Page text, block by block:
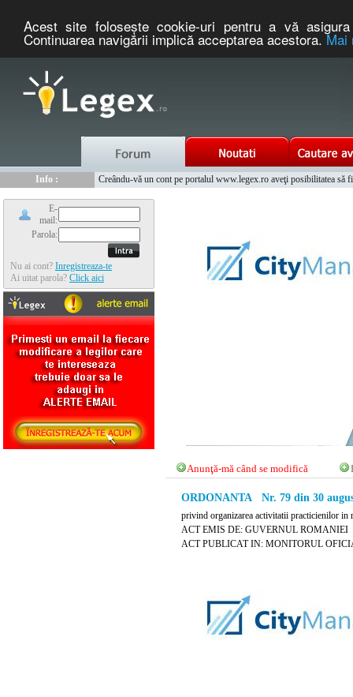
Acest site foloseşte cookie-uri pentru a vă
Continuarea navigării implică acceptarea acestora.Mai
Info :
www.tntauto.ro - Managementul Integrat al Parcului Auto
E-
mail:
Parola:
Nu ai cont? Inregistreaza-te
Ai uitat parola? Click aici
Anunţă-mă când se modifică
ORDONANTA Nr. 79 din 30
privind organizarea activitatii practicienilor in
ACT EMIS DE: GUVERNUL ROMANIEI
ACT PUBLICAT IN: MONITORUL